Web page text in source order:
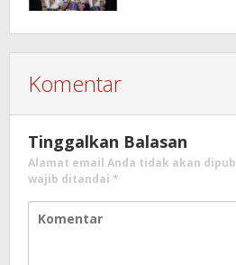
Komentar
Tinggalkan Balasan
Alamat email Anda tidak akan
wajib ditandai *